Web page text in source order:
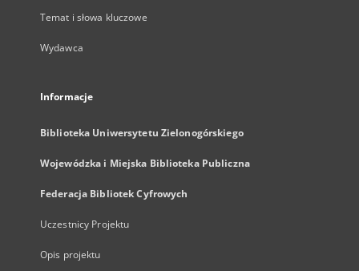
Temat i słowa kluczowe
Wydawca
Informacje
Biblioteka Uniwersytetu Zielonogórskiego
Wojewódzka i Miejska Biblioteka Publiczna
Federacja Bibliotek Cyfrowych
Uczestnicy Projektu
Opis projektu